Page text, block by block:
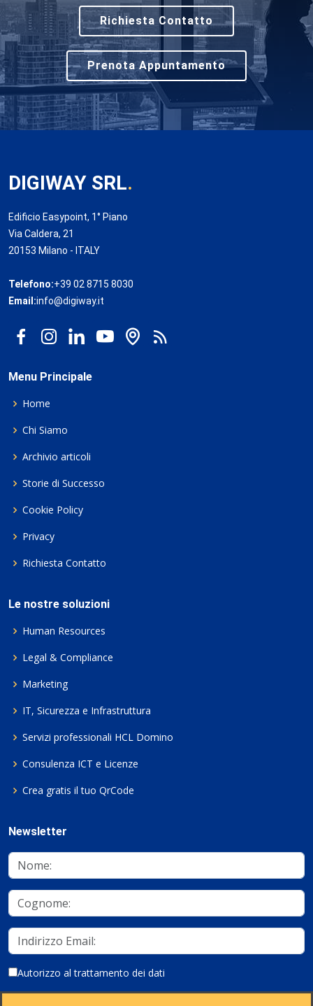
Richiesta Contatto
Prenota Appuntamento
DIGIWAY SRL.
Edificio Easypoint, 1° Piano
Via Caldera, 21
20153 Milano - ITALY
Telefono:+39 02 8715 8030
Email:info@digiway.it
Menu Principale
Home
Chi Siamo
Archivio articoli
Storie di Successo
Cookie Policy
Privacy
Richiesta Contatto
Le nostre soluzioni
Human Resources
Legal & Compliance
Marketing
IT, Sicurezza e Infrastruttura
Servizi professionali HCL Domino
Consulenza ICT e Licenze
Crea gratis il tuo QrCode
Newsletter
Autorizzo al trattamento dei dati